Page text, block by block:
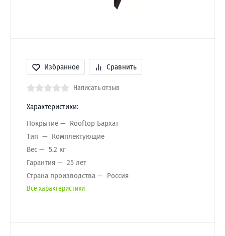
Избранное Сравнить
Написать отзыв
Характеристики:
Покрытие
Rooftop Бархат
Тип
Комплектующие
Вес
5.2 кг
Гарантия
25 лет
Страна производства
Россия
Все характеристики